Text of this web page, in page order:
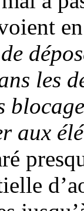
les
aux